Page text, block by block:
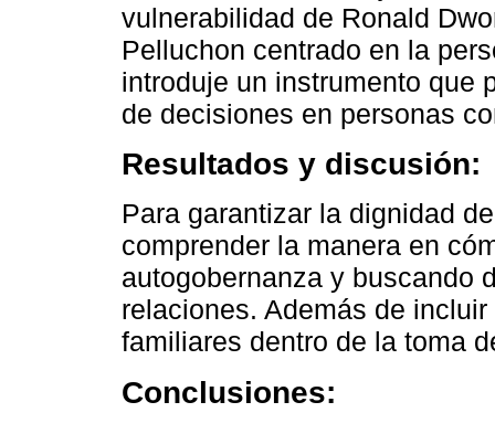
vulnerabilidad de Ronald
Pelluchon centrado en la
introduje un instrumento que
de decisiones en personas
Resultados y discusión:
Para garantizar la dignidad
comprender la manera en
autogobernanza y buscando
relaciones. Además de
familiares dentro de la toma
Conclusiones: